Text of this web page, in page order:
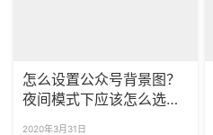
怎么设置公众号背景图？
夜间模式下应该怎么选背
2020年3月31日